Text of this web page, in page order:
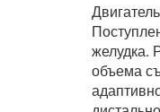
желудка.
объема